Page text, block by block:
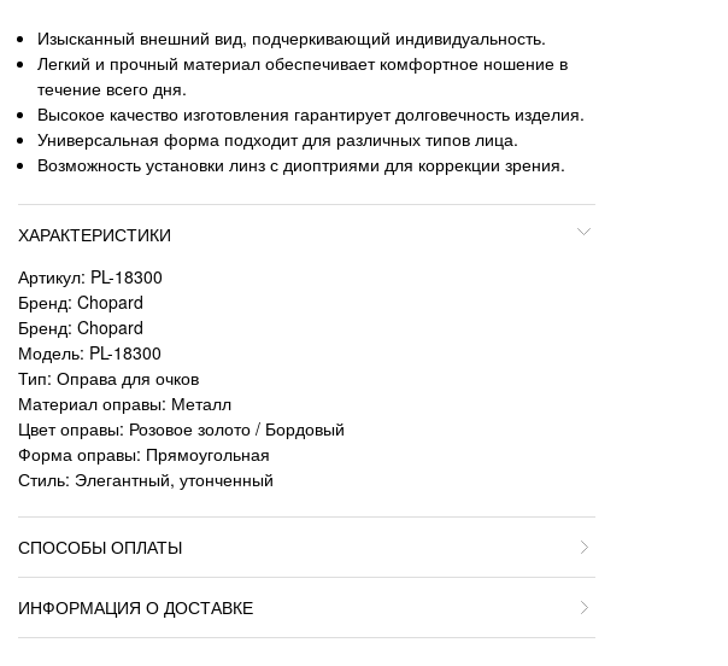
Изысканный внешний вид, подчеркивающий индивидуальность.
Легкий и прочный материал обеспечивает комфортное ношение в
течение всего дня.
Высокое качество изготовления гарантирует долговечность изделия.
Универсальная форма подходит для различных типов лица.
Возможность установки линз с диоптриями для коррекции зрения.
ХАРАКТЕРИСТИКИ
Артикул: PL-18300
Бренд: Chopard
Бренд: Chopard
Модель: PL-18300
Тип: Оправа для очков
Материал оправы: Металл
Цвет оправы: Розовое золото / Бордовый
Форма оправы: Прямоугольная
Стиль: Элегантный, утонченный
СПОСОБЫ ОПЛАТЫ
ИНФОРМАЦИЯ О ДОСТАВКЕ